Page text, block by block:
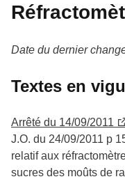
Date du dernier
Textes en
Arrêté du 14/09/2011
J.O. du 24/09/2011 p
relatif aux
sucres des moûts de